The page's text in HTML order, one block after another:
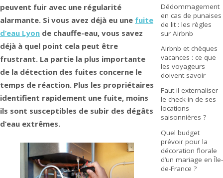
peuvent fuir avec une régularité
alarmante. Si vous avez déjà eu une fuite
d’eau Lyon de chauffe-eau, vous savez
déjà à quel point cela peut être
frustrant. La partie la plus importante
de la détection des fuites concerne le
temps de réaction. Plus les propriétaires
identifient rapidement une fuite, moins
ils sont susceptibles de subir des dégâts
d’eau extrêmes.
Dédommagement
en cas de punaises
de lit : les règles
sur Airbnb
Airbnb et chèques
vacances : ce que
les voyageurs
doivent savoir
Faut-il externaliser
le check-in de ses
locations
saisonnières ?
Quel budget
prévoir pour la
décoration florale
d’un mariage en Île-
de-France ?